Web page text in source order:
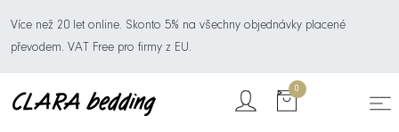
Více než 20 let online. Skonto 5% na všechny objednávky placené
převodem. VAT Free pro firmy z EU.
0